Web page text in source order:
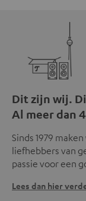
Dit zijn wij.
Al meer dan
Sinds 1979
liefhebbers van
passie voor een
Lees dan hier